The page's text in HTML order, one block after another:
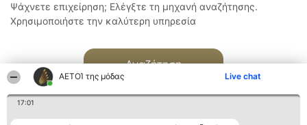
ΑΕΤΟΊ της μόδας Live chat
17:01
Ψάχνετε επιχείρηση; Ελέγξτε τη μηχανή αναζήτησης.
Χρησιμοποιήστε την καλύτερη υπηρεσία
Αναζήτηση